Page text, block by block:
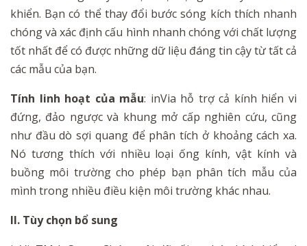
khiển. Bạn có thể thay đổi bước sóng kích thích nhanh
chóng và xác định cấu hình nhanh chóng với chất lượng
tốt nhất để có được nhữngdữ liệu đáng tin cậy từ tất cả
các mẫu của bạn.
Tính linh hoạt của mẫu: inVia hỗ trợ cả kính hiển vi
đứng, đảo ngược và khung mở cấp nghiên cứu, cũng
như đầu dò sợi quang để phân tích ở khoảng cách xa.
Nó tương thích với nhiều loại ống kính, vật kính và
buồng môi trường cho phép bạn phân tích mẫu của
mình trong nhiều điều kiện môi trường khác nhau.
II. Tùy chọn bổ sung